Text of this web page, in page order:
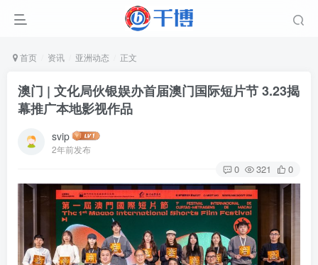
首页 资讯 亚洲动态 正文
澳门 | 文化局伙银娱办首届澳门国际短片节 3.23揭
幕推广本地影视作品
svip
2年前发布
0 321 0